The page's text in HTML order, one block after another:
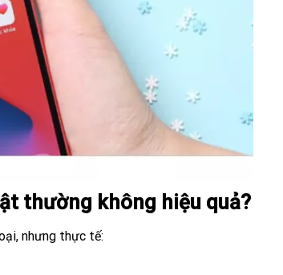
thường không hiệu quả?
nhưng thực tế: